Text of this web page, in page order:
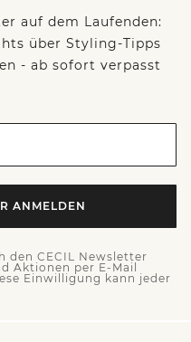
auf dem Laufenden:
über Styling-Tipps
- ab sofort verpasst
ANMELDEN
den CECIL Newsletter
Aktionen per E-Mail
Einwilligung kann jeder